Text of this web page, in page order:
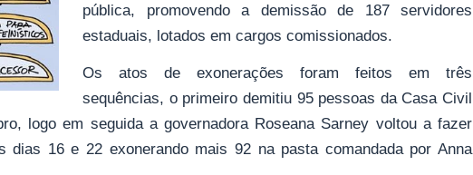
pública, promovendo a demissão de 187 servidores
estaduais, lotados em cargos comissionados.
Os atos de exonerações foram feitos em três
sequências, o primeiro demitiu 95 pessoas da Casa Civil
logo em seguida a governadora Roseana Sarney voltou a fazer
dias 16 e 22 exonerando mais 92 na pasta comandada por Anna